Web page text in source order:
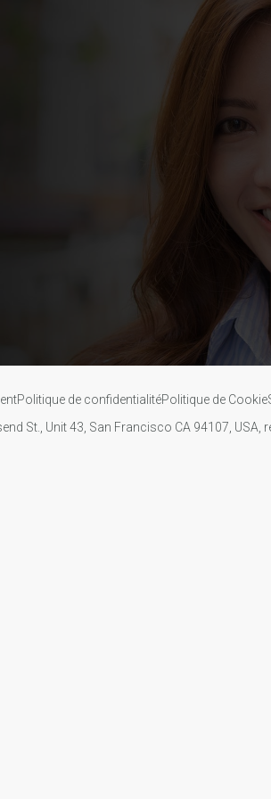
Politique de confidentialitéPolitique de Cookie
St., Unit 43, San Francisco CA 94107, USA,